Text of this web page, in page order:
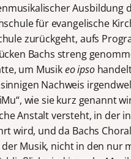
Ausbildung
für evangelische
zurückgeht, aufs
Bachs streng
um Musikeo ipso
Nachweis
wie sie kurz genannt
Anstalt versteht, in der
wird, und da Bachs
Musik, nicht in den nur